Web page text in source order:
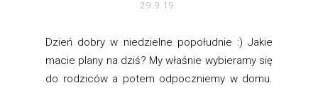
29.9.19
Dzień dobry w niedzielne popołudnie :) Jakie
macie plany na dziś? My właśnie wybieramy się
do rodziców a potem odpoczniemy w domu.